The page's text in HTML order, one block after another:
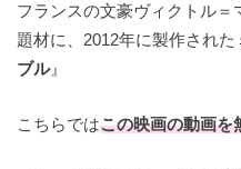
フランスの文豪ヴィクトル
題材に、2012年に製作され
ブル』
こちらではこの映画の動画を